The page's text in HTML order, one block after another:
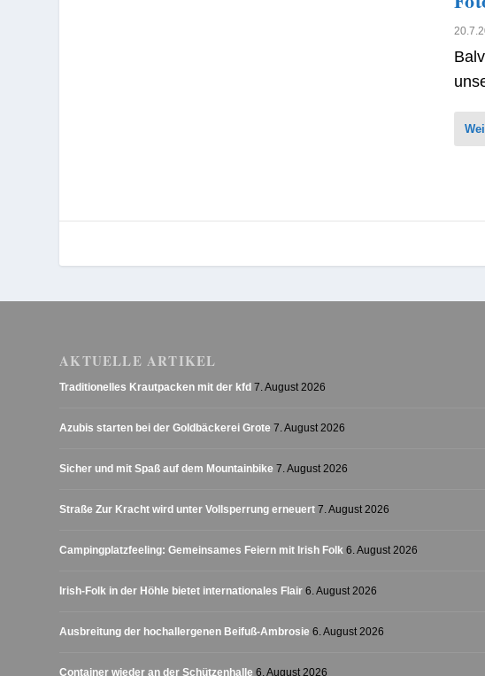
AKTUELLE ARTIKEL
Traditionelles Krautpacken mit der kfd 7. August 2026
Azubis starten bei der Goldbäckerei Grote 7. August 2026
Sicher und mit Spaß auf dem Mountainbike 7. August 2026
Straße Zur Kracht wird unter Vollsperrung erneuert 7. August 2026
Campingplatzfeeling: Gemeinsames Feiern mit Irish Folk 6. August 2026
Irish-Folk in der Höhle bietet internationales Flair 6. August 2026
Ausbreitung der hochallergenen Beifuß-Ambrosie 6. August 2026
Container wieder an der Schützenhalle 6. August 2026